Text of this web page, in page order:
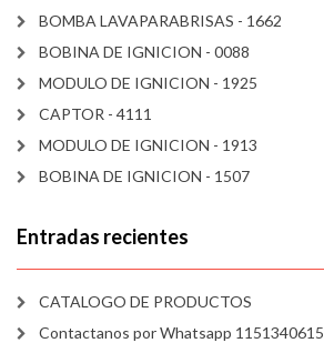
BOMBA LAVAPARABRISAS - 1662
BOBINA DE IGNICION - 0088
MODULO DE IGNICION - 1925
CAPTOR - 4111
MODULO DE IGNICION - 1913
BOBINA DE IGNICION - 1507
Entradas recientes
CATALOGO DE PRODUCTOS
Contactanos por Whatsapp 1151340615